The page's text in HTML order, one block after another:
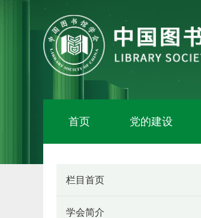
首页 党的建设
栏目首页
学会简介